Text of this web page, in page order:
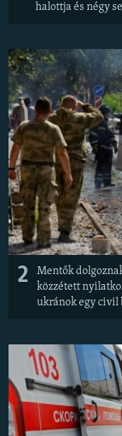
halottja és négy
2
Mentők
közzétett
ukránok egy civil